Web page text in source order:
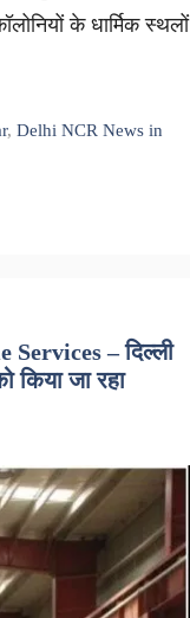
के धार्मिक स्थलों
,Delhi NCR News in
– दिल्ली
किया जा रहा